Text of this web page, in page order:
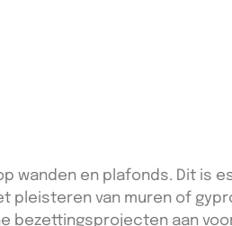
wanden en plafonds. Dit is
pleisteren van muren of
bezettingsprojecten aan